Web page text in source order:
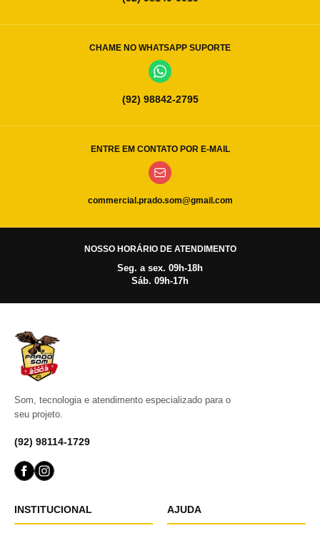
CHAME NO WHATSAPP SUPORTE
(92) 98842-2795
ENTRE EM CONTATO POR E-MAIL
commercial.prado.som@gmail.com
NOSSO HORÁRIO DE ATENDIMENTO
Seg. a sex. 09h-18h
Sáb. 09h-17h
Som, tecnologia e atendimento especializado para o
seu projeto.
(92) 98114-1729
INSTITUCIONAL AJUDA